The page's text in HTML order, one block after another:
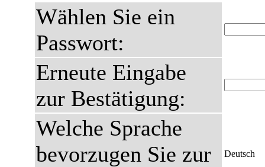
Wählen Sie ein
Passwort:
Erneute Eingabe
zur Bestätigung:
Welche Sprache
bevorzugen Sie zur
Deutsch